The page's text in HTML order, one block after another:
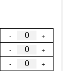
- +
- +
- +